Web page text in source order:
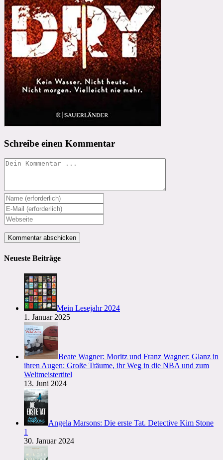
Schreibe einen Kommentar
Kommentieren
Gib
deinen
Namen
oder
Benutzernamen
zum
ein
Gib
deine
E-
Mail-
Adresse
Kommentieren
Gib
deine
Website-
URL
ein
(optional)
Neueste Beiträge
Mein Lesejahr 2024
1. Januar 2025
Beate Wagner: Moritz und Franz Wagner: Glanz in
ihren Augen: Große Träume, ihr Weg in die NBA und zum
Weltmeistertitel
13. Juni 2024
Angela Marsons: Die erste Tat. Detective Kim Stone
1
30. Januar 2024